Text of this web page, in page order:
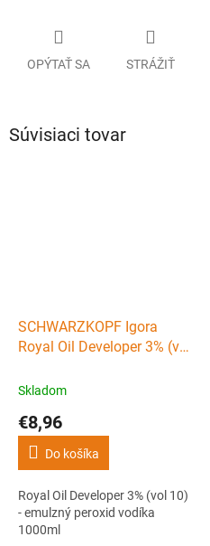
OPÝTAŤ SA STRÁŽIŤ
Súvisiaci tovar
SCHWARZKOPF Igora
Royal Oil Developer 3% (vol
vodíka 1000ml
Skladom
€8,96
Do košíka
Royal Oil Developer 3% (vol 10)
- emulzný peroxid vodíka
1000ml